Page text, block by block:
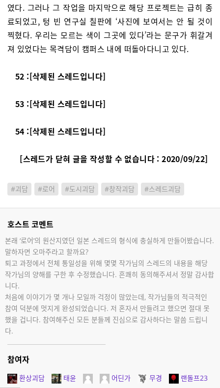
였다. 그러나 그 작업을 마지막으로 해당 프로젝트는 급히 종
료되었고, 텅 빈 연구실 칠판에 ‘사진에 보여서는 안 될 것이
찍혔다. 우리는 모르는 색이 그곳에 있다’라는 문구가 휘갈겨
져 있었다는 목격담이 캠퍼스 내에 떠돌아다니고 있다.
52 :[삭제된 스레드입니다]
53 :[삭제된 스레드입니다]
54 :[삭제된 스레드입니다]
[스레드가 닫혀 글을 작성할 수 없습니다 : 2020/09/22]
#괴담 #로어 #도시괴담 #창작괴담 #스레드괴담
호스트 코멘트
본래 ‘로어’의 원산지였던 일본 스레드의 형식에 충실하게 만들어봤습니다.
말하자면 오마주라고 할까요?
퇴고 과정에서 전체 통일성을 위해 몇몇 작가님의 스레드의 내용을 해당
작가님의 양해를 구한 후 수정했습니다. 흔쾌히 동의해주셔서 정말 감사합
니다.
처음에 이야기가 몇 개나 모일까 걱정이 많았는데, 작가님들의 적극적인
참여 덕분에 멋지게 완성되었습니다. 저 혼자서 만들려고 했으면 절대 못
했을 겁니다. 참여해주신 모든 분들께 진심으로 감사하다는 말씀 드립니
다.
참여자
환상괴담 태윤 어딘가 무경 랜돌프23